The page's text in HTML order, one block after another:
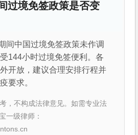
过境免签政策是否变
间中国过境免签政策未作调
144小时过境免签便利。各
开放，建议合理安排行程并
要求。
，不构成法律意见。如需专业法
一级律师：